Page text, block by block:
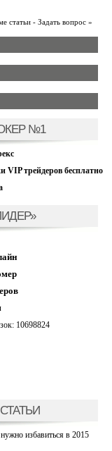
статьи - Задать вопрос »
№1
VIP трейдеров бесплатно
10698824
избавиться в 2015